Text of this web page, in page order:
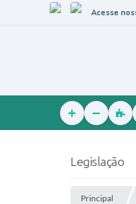
Acesse
Legislação
Principal